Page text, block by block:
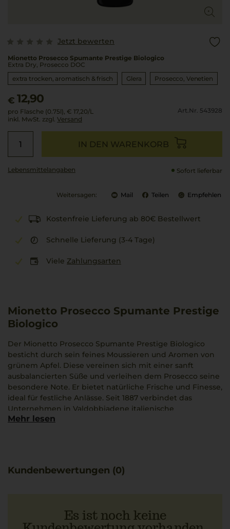
Jetzt bewerten
Mionetto Prosecco Spumante Prestige Biologico
Extra Dry, Prosecco DOC
extra trocken, aromatisch & frisch
Glera Prosecco Venetien
€ 12,90
pro Flasche (0.75l), € 17,20/L
inkl. MwSt. zzgl. Versand
Art.Nr. 543928
IN DEN WARENKORB
Lebensmittel­angaben Sofort lieferbar
Weitersagen: Mail Teilen Empfehlen
Kostenfreie Lieferung ab 80€ Bestellwert
Schnelle Lieferung (3-4 Tage)
Viele Zahlungsarten
Mionetto Prosecco Spumante Prestige
Biologico
Der Mionetto Prosecco Spumante Prestige Biologico
besticht durch sein feines Moussieren und Aromen von
grünem Apfel. Diese vereinen sich mit einer sanft
ausbalancierten Süße und verleihen dem Prosecco seine
besondere Note. Er bietet natürliche Frische und Finesse,
ideal für festliche Anlässe. Seit 1887 verbindet das
Unternehmen in Valdobbiadene italienische
Anbaukunst. Ein ausgewogener Begleiter zu einer
Mehr lesen
Kundenbewertungen (0)
Es ist noch keine